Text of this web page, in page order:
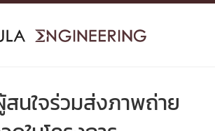
นใจร่วมส่งภาพถ่าย